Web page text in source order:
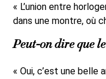
« L’union entre
dans une montre, où
Peut-on dire que
« Oui, c’est une belle